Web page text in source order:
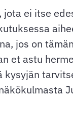
ei itse
jos on
et astu